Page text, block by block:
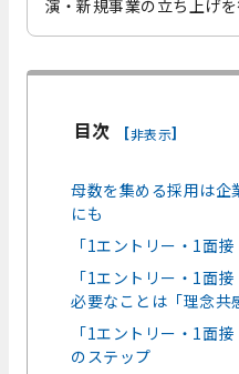
演・新規事業の立ち上げを
目次 [非表示]
母数を集める採用は企
にも
「1エントリー・1面
「1エントリー・1面
必要なことは「理念共
「1エントリー・1面
のステップ